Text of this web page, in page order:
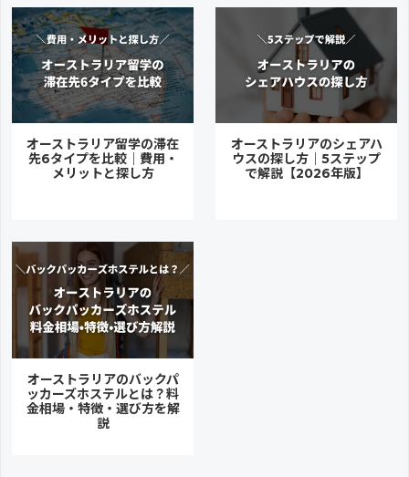
オーストラリア留学の滞在
先6タイプを比較｜費用・
メリットと探し方
オーストラリアのシェアハ
ウスの探し方｜5ステップ
で解説【2026年版】
オーストラリアのバックパ
ッカーズホステルとは？料
金相場・特徴・選び方を解
説